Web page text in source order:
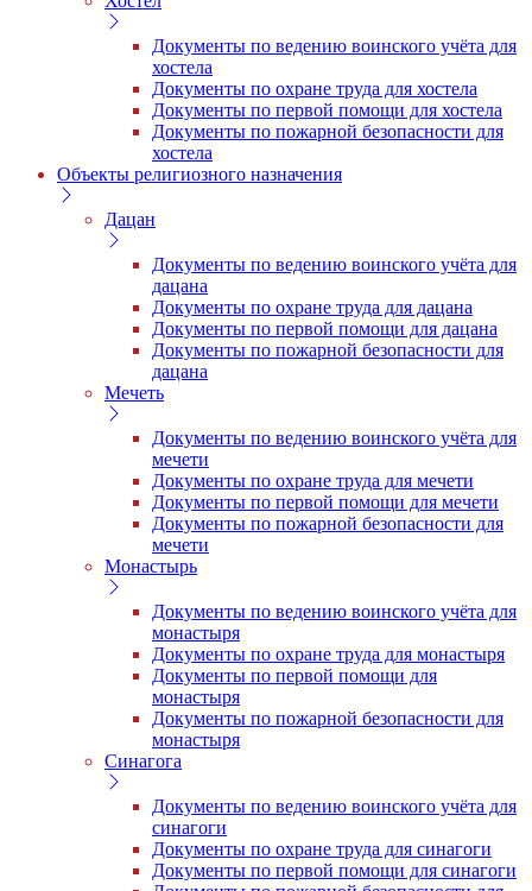
Документы по ведению воинского учёта для
хостела
Документы по охране труда для хостела
Документы по первой помощи для хостела
Документы по пожарной безопасности для
хостела
Объекты религиозного назначения
Дацан
Документы по ведению воинского учёта для
дацана
Документы по охране труда для дацана
Документы по первой помощи для дацана
Документы по пожарной безопасности для
дацана
Мечеть
Документы по ведению воинского учёта для
мечети
Документы по охране труда для мечети
Документы по первой помощи для мечети
Документы по пожарной безопасности для
мечети
Монастырь
Документы по ведению воинского учёта для
монастыря
Документы по охране труда для монастыря
Документы по первой помощи для
монастыря
Документы по пожарной безопасности для
монастыря
Синагога
Документы по ведению воинского учёта для
синагоги
Документы по охране труда для синагоги
Документы по первой помощи для синагоги